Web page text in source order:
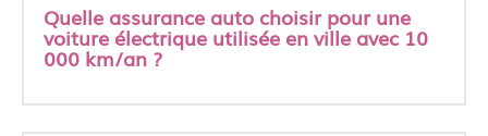
Quelle assurance auto choisir pour une
voiture électrique utilisée en ville avec 10
000 km/an ?